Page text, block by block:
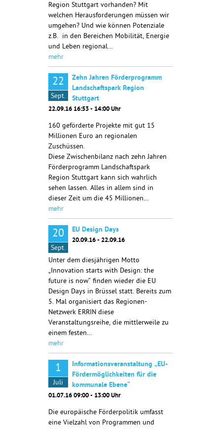
Region Stuttgart vorhanden? Mit
welchen Herausforderungen müssen wir
umgehen? Und wie können Potenziale
z.B. in den Bereichen Mobilität, Energie
und Leben regional…
mehr
22
Sept.
Zehn Jahren Förderprogramm
Landschaftspark Region
Stuttgart
22.09.16 16:53 - 14:00 Uhr
160 geförderte Projekte mit gut 15
Millionen Euro an regionalen
Zuschüssen.
Diese Zwischenbilanz nach zehn Jahren
Förderprogramm Landschaftspark
Region Stuttgart kann sich wahrlich
sehen lassen. Alles in allem sind in
dieser Zeit um die 45 Millionen…
mehr
20
Sept.
EU Design Days
20.09.16 - 22.09.16
Unter dem diesjährigen Motto
„Innovation starts with Design: the
future is now“ finden wieder die EU
Design Days in Brüssel statt. Bereits zum
5. Mal organisiert das Regionen-
Netzwerk ERRIN diese
Veranstaltungsreihe, die mittlerweile zu
einem festen…
mehr
1
Juli
Informationsveranstaltung „EU-
Fördermöglichkeiten für die
kommunale Ebene“
01.07.16 09:00 - 13:00 Uhr
Die europäische Förderpolitik umfasst
eine Vielzahl von Programmen und